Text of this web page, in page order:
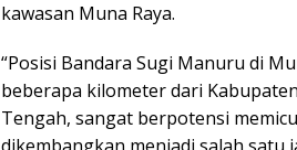
kawasan Muna Raya.
“Posisi Bandara Sugi Manuru di
beberapa kilometer dari
Tengah, sangat berpotensi